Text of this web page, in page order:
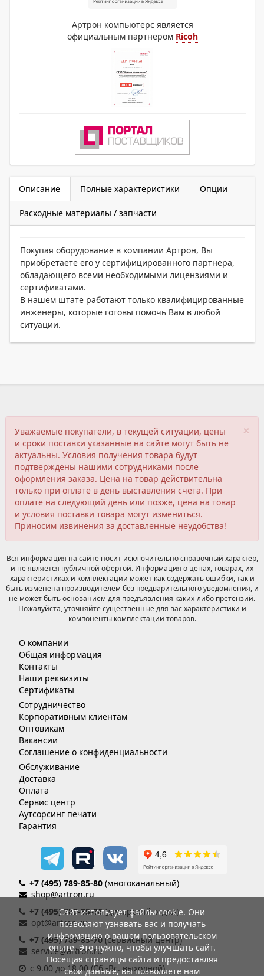
Артрон компьютерс является
официальным партнером Ricoh
Описание Полные характеристики Опции
Расходные материалы / запчасти
Покупая оборудование в компании Артрон, Вы
приобретаете его у сертифицированного партнера,
обладающего всеми необходимыми лицензиями и
сертификатами.
В нашем штате работают только квалифицированные
инженеры, которые готовы помочь Вам в любой
ситуации.
×
Уважаемые покупатели, в текущей ситуации, цены
и сроки поставки указанные на сайте могут быть не
актуальны. Условия получения товара будут
подтверждены нашими сотрудниками после
оформления заказа. Цена на товар действительна
только при оплате в день выставления счета. При
оплате на следующий день или позже, цена на товар
и условия поставки товара могут измениться.
Приносим извинения за доставленные неудобства!
Вся информация на сайте носит исключительно справочный характер,
и не является публичной офертой. Информация о ценах, товарах, их
характеристиках и комплектации может как содержать ошибки, так и
быть изменена производителем без предварительного уведомления, и
не может быть основанием для предъявления каких-либо претензий.
Пожалуйста, уточняйте существенные для вас характеристики и
компоненты комплектации товаров.
О компании
Общая информация
Контакты
Наши реквизиты
Сертификаты
Сотрудничество
Корпоративным клиентам
Оптовикам
Вакансии
Соглашение о конфиденциальности
Обслуживание
Доставка
Оплата
Сервис центр
Аутсорсинг печати
Гарантия
+7 (495) 789-85-80 (многоканальный)
shop@artron.ru
+7 (495) 789-85-86(дилерский отдел)
opt@artron.ru
+7 (495) 789-85-70 (сервисный центр)
service@artron.ru
с 9.00 до 18.00 (Сб.-Вс. выходной)
Сайт использует файлы cookie. Они
позволяют узнавать вас и получать
информацию о вашем пользовательском
опыте. Это нужно, чтобы улучшать сайт.
Посещая страницы сайта и предоставляя
свои данные, вы позволяете нам